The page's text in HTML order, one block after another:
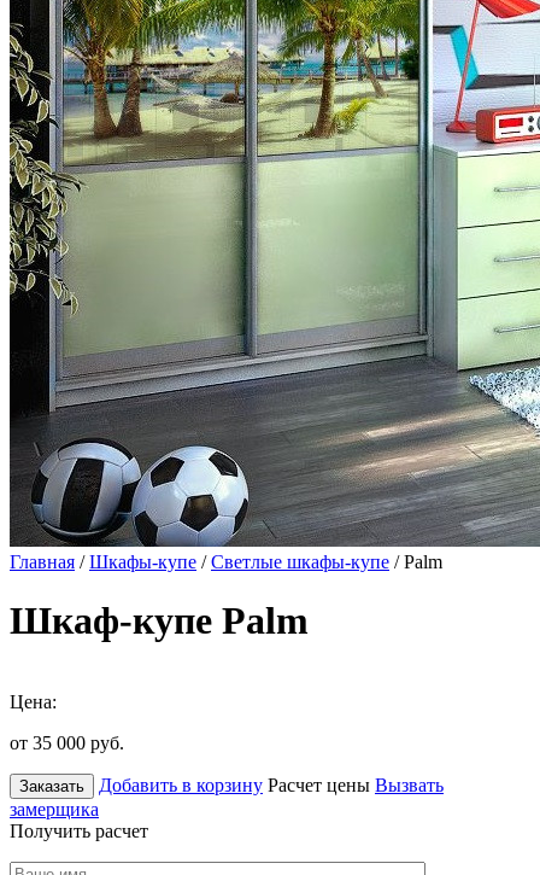
Главная /Шкафы-купе /Светлые шкафы-купе / Palm
Шкаф-купе Palm
Цена:
от 35 000 руб.
Заказать Добавить в корзину Расчет цены Вызвать
замерщика
Получить расчет